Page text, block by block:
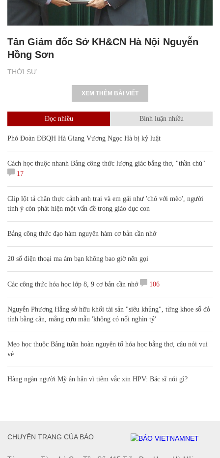
THỜI SỰ
Tân Giám đốc Sở KH&CN Hà Nội Nguyễn
Hồng Sơn
XEM THÊM BÀI VIẾT
Đọc nhiều Bình luận nhiều
Phó Đoàn ĐBQH Hà Giang Vương Ngọc Hà bị kỷ luật
Cách học thuộc nhanh Bảng công thức lượng giác bằng thơ, "thần chú"
17
Clip lột tả chân thực cảnh anh trai và em gái như 'chó với mèo', người
tinh ý còn phát hiện một vấn đề trong giáo dục con
Bảng công thức đạo hàm nguyên hàm cơ bản cần nhớ
20 số điện thoại ma ám bạn không bao giờ nên gọi
Các công thức hóa học lớp 8, 9 cơ bản cần nhớ 106
Nguyễn Phương Hằng sở hữu khối tài sản "siêu khủng", từng khoe sổ đỏ
tính bằng cân, mắng cựu mẫu 'không có nổi nghìn tỷ'
Mẹo học thuộc Bảng tuần hoàn nguyên tố hóa học bằng thơ, câu nói vui
vẻ
Hàng ngàn người Mỹ ân hận vì tiêm vắc xin HPV: Bác sĩ nói gì?
CHUYÊN TRANG CỦA BÁO